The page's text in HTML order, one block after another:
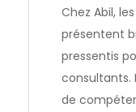
Chez Abil,
présentent
pressentis
consultants.
de